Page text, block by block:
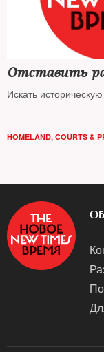
Отставить
Искать
HOMELAND, COURTS &